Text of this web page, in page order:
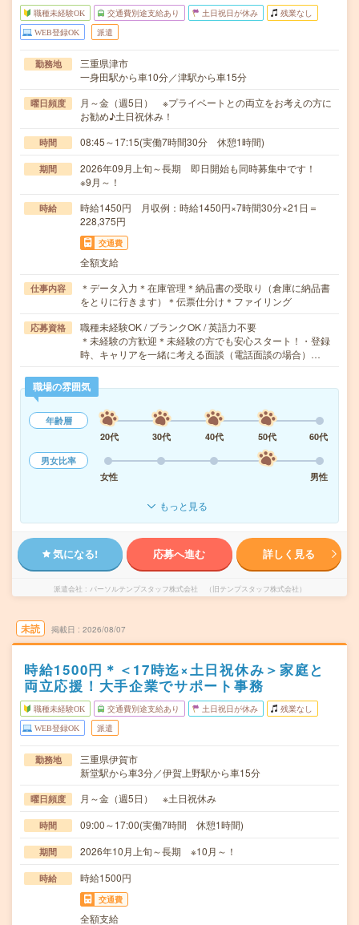
職種未経験OK 交通費別途支給あり 土日祝日が休み 残業なし
WEB登録OK 派遣
勤務地
三重県津市
一身田駅から車10分／津駅から車15分
曜日頻度
月～金（週5日） ※プライベートとの両立をお考えの方に
お勧め♪土日祝休み！
時間 08:45～17:15(実働7時間30分 休憩1時間)
期間
2026年09月上旬～長期 即日開始も同時募集中です！
※9月～！
時給
時給1450円 月収例：時給1450円×7時間30分×21日＝
228,375円
交通費
全額支給
仕事内容
＊データ入力＊在庫管理＊納品書の受取り（倉庫に納品書
をとりに行きます）＊伝票仕分け＊ファイリング
応募資格
職種未経験OK / ブランクOK / 英語力不要
＊未経験の方歓迎＊未経験の方でも安心スタート！・登録
時、キャリアを一緒に考える面談（電話面談の場合）…
職場の雰囲気
年齢層
20代
30代 40代 50代
60代
男女比率
女性
男性
もっと見る
気になる! 応募へ進む 詳しく見る
派遣会社 パーソルテンプスタッフ株式会社 （旧テンプスタッフ株式会社）
未読 掲載日 2026/08/07
時給1500円＊＜17時迄×土日祝休み＞家庭と
両立応援！大手企業でサポート事務
職種未経験OK 交通費別途支給あり 土日祝日が休み 残業なし
WEB登録OK 派遣
勤務地
三重県伊賀市
新堂駅から車3分／伊賀上野駅から車15分
曜日頻度 月～金（週5日） ※土日祝休み
時間 09:00～17:00(実働7時間 休憩1時間)
期間 2026年10月上旬～長期 ※10月～！
時給 時給1500円
交通費
全額支給